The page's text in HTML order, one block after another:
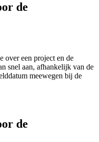
de
over een project en de
snel aan, afhankelijk van de
meewegen bij de
de